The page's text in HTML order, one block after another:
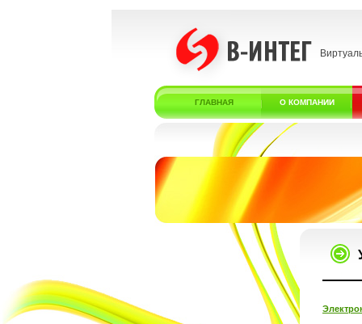
ГЛАВНАЯ О КОМПАНИИ